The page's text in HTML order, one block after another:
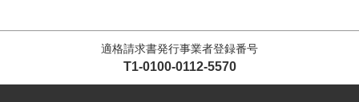
適格請求書発行事業者登録番号
T1-0100-0112-5570